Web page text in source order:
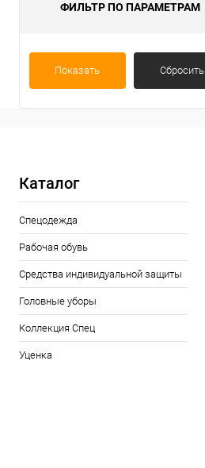
ФИЛЬТР ПО ПАРАМЕТРАМ
Показать Сбросить
Каталог
Спецодежда
Рабочая обувь
Средства индивидуальной защиты
Головные уборы
Коллекция Спец
Уценка